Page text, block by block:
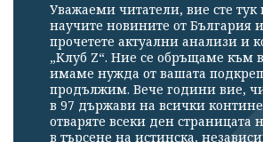
Уважаеми читатели, вие сте тук
научите новините от България
прочетете актуални анализи и
„Клуб Z“. Ние се обръщаме към
имаме нужда от вашата
продължим. Вече години вие,
в 97 държави на всички
отваряте всеки ден страницата
в търсене на истинска,